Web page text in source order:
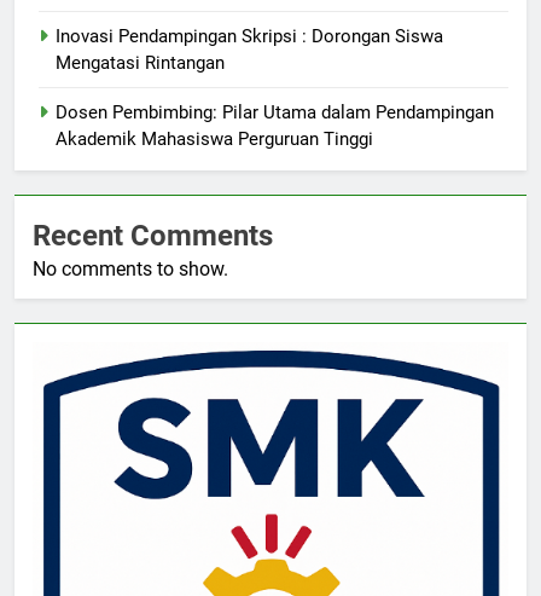
Inovasi Pendampingan Skripsi : Dorongan Siswa
Mengatasi Rintangan
Dosen Pembimbing: Pilar Utama dalam Pendampingan
Akademik Mahasiswa Perguruan Tinggi
Recent Comments
No comments to show.